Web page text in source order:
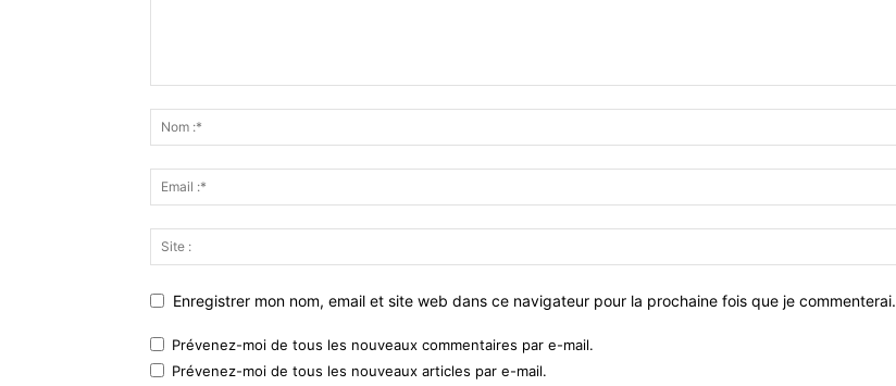
Enregistrer mon nom, email et site web dans ce navigateur pour la prochaine fois que je commenterai.
Prévenez-moi de tous les nouveaux commentaires par e-mail.
Prévenez-moi de tous les nouveaux articles par e-mail.